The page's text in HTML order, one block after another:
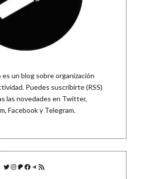
un blog sobre organización
Puedes suscribirte (RSS)
las novedades en Twitter,
, Facebooky Telegram.
Twitter
Instagram
Patreon
Facebook
Telegram
Feed RSS